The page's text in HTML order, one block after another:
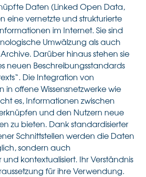
Daten (Linked Open Data,
eine vernetzte und strukturierte
im Internet. Sie sind
Umwälzung als auch
Darüber hinaus stehen sie
neuen Beschreibungsstandards
Die Integration von
offene Wissensnetzwerke wie
es, Informationen zwischen
und den Nutzern neue
zu bieten. Dank standardisierter
Schnittstellen werden die Daten
sondern auch
kontextualisiert. Ihr Verständnis
für ihre Verwendung.